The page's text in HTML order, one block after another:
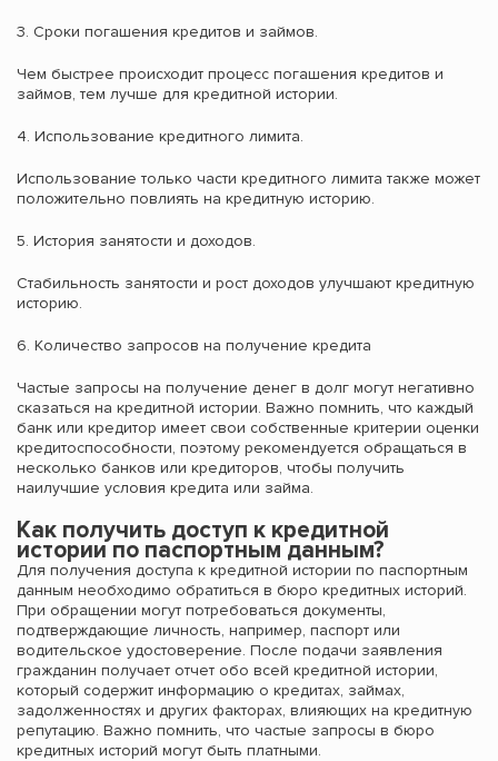
3. Сроки погашения кредитов и займов.
Чем быстрее происходит процесс погашения кредитов и
займов, тем лучше для кредитной истории.
4. Использование кредитного лимита.
Использование только части кредитного лимита также может
положительно повлиять на кредитную историю.
5. История занятости и доходов.
Стабильность занятости и рост доходов улучшают кредитную
историю.
6. Количество запросов на получение кредита
Частые запросы на получение денег в долг могут негативно
сказаться на кредитной истории. Важно помнить, что каждый
банк или кредитор имеет свои собственные критерии оценки
кредитоспособности, поэтому рекомендуется обращаться в
несколько банков или кредиторов, чтобы получить
наилучшие условия кредита или займа.
Как получить доступ к кредитной
истории по паспортным данным?
Для получения доступа к кредитной истории по паспортным
данным необходимо обратиться в бюро кредитных историй.
При обращении могут потребоваться документы,
подтверждающие личность, например, паспорт или
водительское удостоверение. После подачи заявления
гражданин получает отчет обо всей кредитной истории,
который содержит информацию о кредитах, займах,
задолженностях и других факторах, влияющих на кредитную
репутацию. Важно помнить, что частые запросы в бюро
кредитных историй могут быть платными.